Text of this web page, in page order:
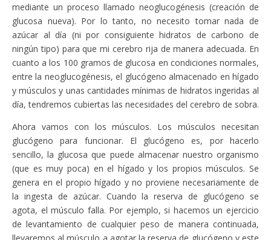
mediante un proceso llamado neoglucogénesis (creación de
glucosa nueva). Por lo tanto, no necesito tomar nada de
azúcar al día (ni por consiguiente hidratos de carbono de
ningún tipo) para que mi cerebro rija de manera adecuada. En
cuanto a los 100 gramos de glucosa en condiciones normales,
entre la neoglucogénesis, el glucógeno almacenado en hígado
y músculos y unas cantidades mínimas de hidratos ingeridas al
día, tendremos cubiertas las necesidades del cerebro de sobra.
Ahora vamos con los músculos. Los músculos necesitan
glucógeno para funcionar. El glucógeno es, por hacerlo
sencillo, la glucosa que puede almacenar nuestro organismo
(que es muy poca) en el hígado y los propios músculos. Se
genera en el propio hígado y no proviene necesariamente de
la ingesta de azúcar. Cuando la reserva de glucógeno se
agota, el músculo falla. Por ejemplo, si hacemos un ejercicio
de levantamiento de cualquier peso de manera continuada,